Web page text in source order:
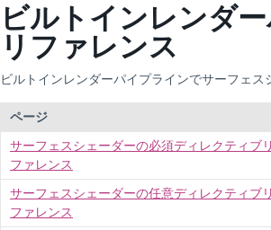
ビルトインレンダ
リファレンス
ビルトインレンダーパイプラインでサーフェ
ページ
サーフェスシェーダーの必須ディレクティブリ
ファレンス
サーフェスシェーダーの任意ディレクティブリ
ファレンス